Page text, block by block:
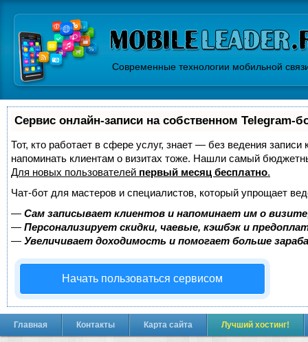
Современные технологии мобильной
Сервис онлайн-записи на собственном Telegram-
Тот, кто работает в сфере услуг, знает — без ведения
напоминать клиентам о визитах тоже. Нашли самый
Для новых пользователей первый месяц бесплатно.
Чат-бот для мастеров и специалистов, который упрощает
— Сам записывает клиентов и напоминает им о
— Персонализирует скидки, чаевые, кэшбэк и
— Увеличивает доходимость и помогает больше
Начать пользоваться сервисом
Главная Контакты Карта сайта Лучший хостинг!